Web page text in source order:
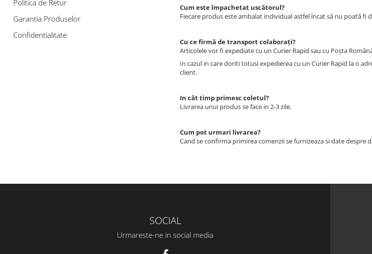
Cum este împachetat uscătorul?
Fiecare produs este ambalat individual astfel încat să nu poată
Cu ce firmă de transport colaboraţi?
Articolele vor fi expediate cu un Curier Rapid sau cu Poşta
In cazul in care doriti totusi expedierea cu un Curier Rapid la o
client.
In cât timp primesc coletul?
Livrarea unui produs se face in 2-3 zile.
Cum pot urmari livrarea?
Cand se confirma primirea comenzii se furnizeaza si date despre
Politica de Retur
Garantia Produselor
Confidentialitate
SOCIAL
Urmareste-ne in social media